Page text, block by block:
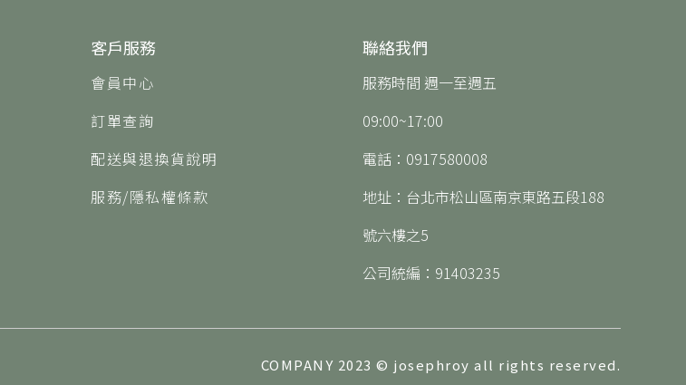
客戶服務
會員中心
訂單查詢
配送與退換貨說明
服務/隱私權條款
聯絡我們
服務時間 週一至週五
09:00~17:00
電話：0917580008
地址：台北市松山區南京東路五段188
號六樓之5
公司統編：91403235
COMPANY 2023 © josephroy all rights reserved.